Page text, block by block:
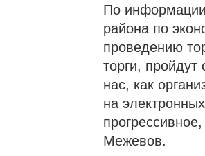
По информации
района по
проведению
торги,
нас, как
на
Межевов.